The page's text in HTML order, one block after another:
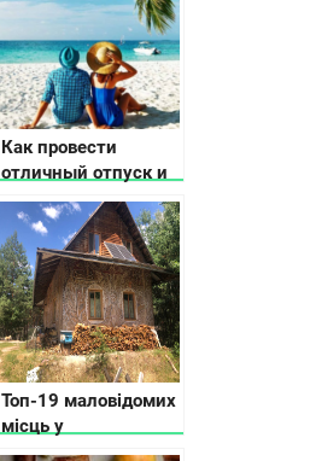
Как провести
отличный отпуск и
не тратить больших
денег
Топ-19 маловідомих
місць у
Житомирській